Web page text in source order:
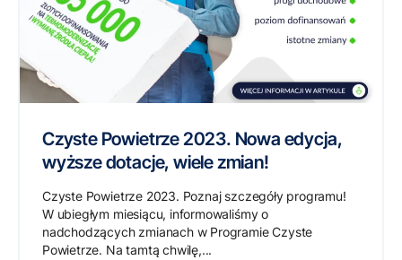
Czyste Powietrze 2023. Nowa edycja,
wyższe dotacje, wiele zmian!
Czyste Powietrze 2023. Poznaj szczegóły programu!
W ubiegłym miesiącu, informowaliśmy o
nadchodzących zmianach w Programie Czyste
Powietrze. Na tamtą chwilę,...